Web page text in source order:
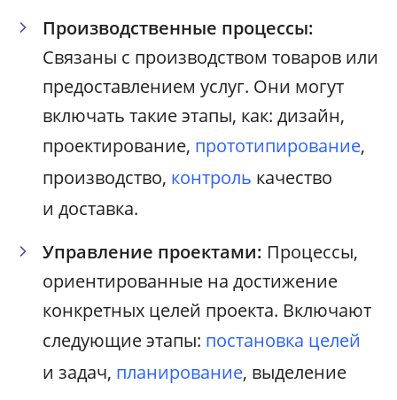
Производственные процессы:
Связаны с производством товаров или
предоставлением услуг. Они могут
включать такие этапы, как: дизайн,
проектирование, прототипирование,
производство, контроль качество
и доставка.
Управление проектами: Процессы,
ориентированные на достижение
конкретных целей проекта. Включают
следующие этапы: постановка целей
и задач, планирование, выделение